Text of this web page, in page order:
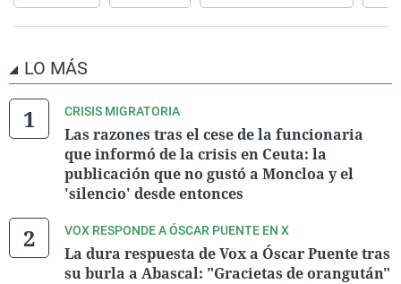
LO MÁS
CRISIS MIGRATORIA
Las razones tras el cese de la funcionaria
que informó de la crisis en Ceuta: la
publicación que no gustó a Moncloa y el
'silencio' desde entonces
VOX RESPONDE A ÓSCAR PUENTE EN X
La dura respuesta de Vox a Óscar Puente tras
su burla a Abascal: "Gracietas de orangután"